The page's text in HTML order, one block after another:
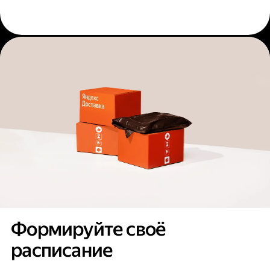
Формируйте своё
расписание